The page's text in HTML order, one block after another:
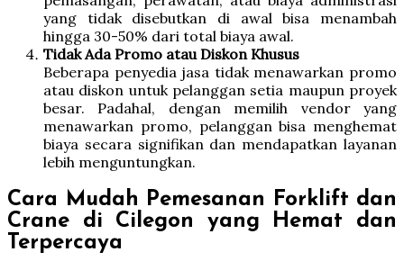
yang tidak disebutkan di awal bisa menambah
hingga 30-50% dari total biaya awal.
Tidak Ada Promo atau Diskon Khusus
Beberapa penyedia jasa tidak menawarkan promo
atau diskon untuk pelanggan setia maupun proyek
besar. Padahal, dengan memilih vendor yang
menawarkan promo, pelanggan bisa menghemat
biaya secara signifikan dan mendapatkan layanan
lebih menguntungkan.
Cara Mudah Pemesanan Forklift dan
Crane di Cilegon yang Hemat dan
Terpercaya